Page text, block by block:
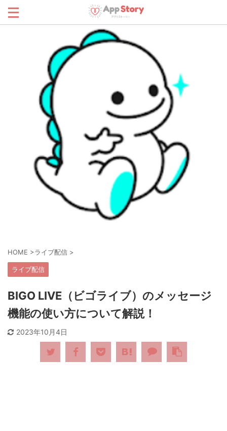
HOME >ライブ配信 >
ライブ配信
BIGO LIVE（ビゴライブ）のメッセージ
機能の使い方について解説！
2023年10月4日